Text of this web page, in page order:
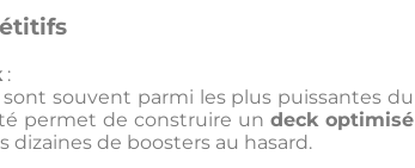
:
sont souvent parmi les plus puissantes du
permet de construire undeck optimisé
dizaines de boosters au hasard.